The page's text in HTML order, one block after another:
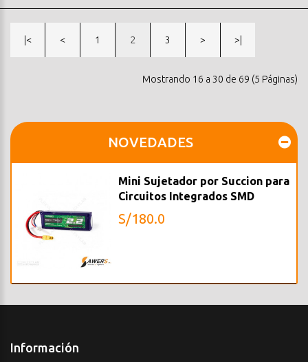
|< < 1 2 3 > >|
Mostrando 16 a 30 de 69 (5 Páginas)
NOVEDADES
Mini Sujetador por Succion para
Circuitos Integrados SMD
S/180.0
Información